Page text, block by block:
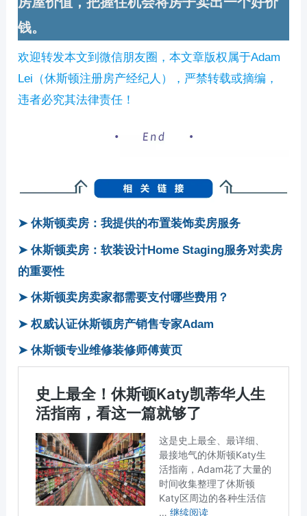
钱。
欢迎转发本文到微信朋友圈，本文章版权属于Adam
Lei（休斯顿注册房产经纪人），严禁转载或摘编，
违者必究其法律责任！
➤ 休斯顿卖房：我提供的布置装饰卖房服务
➤ 休斯顿卖房：软装设计Home Staging服务对卖房
的重要性
➤ 休斯顿卖房卖家都需要支付哪些费用？
➤ 权威认证休斯顿房产销售专家Adam
➤ 休斯顿专业维修装修师傅黄页